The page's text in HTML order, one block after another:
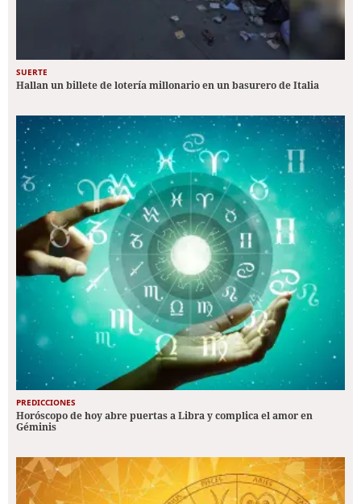
SUERTE
Hallan un billete de lotería millonario en un basurero de Italia
PREDICCIONES
Horóscopo de hoy abre puertas a Libra y complica el amor en
Géminis